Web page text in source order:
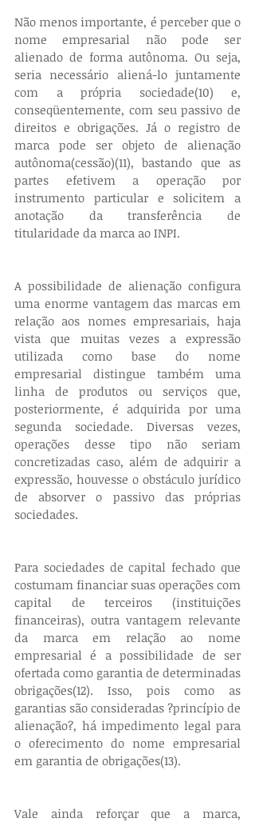
Não menos importante, é perceber que o
nome empresarial não pode ser
alienado de forma autônoma. Ou seja,
seria necessário aliená-lo juntamente
com a própria sociedade(10) e,
conseqüentemente, com seu passivo de
direitos e obrigações. Já o registro de
marca pode ser objeto de alienação
autônoma(cessão)(11), bastando que as
partes efetivem a operação por
instrumento particular e solicitem a
anotação da transferência de
titularidade da marca ao INPI.
A possibilidade de alienação configura
uma enorme vantagem das marcas em
relação aos nomes empresariais, haja
vista que muitas vezes a expressão
utilizada como base do nome
empresarial distingue também uma
linha de produtos ou serviços que,
posteriormente, é adquirida por uma
segunda sociedade. Diversas vezes,
operações desse tipo não seriam
concretizadas caso, além de adquirir a
expressão, houvesse o obstáculo jurídico
de absorver o passivo das próprias
sociedades.
Para sociedades de capital fechado que
costumam financiar suas operações com
capital de terceiros (instituições
financeiras), outra vantagem relevante
da marca em relação ao nome
empresarial é a possibilidade de ser
ofertada como garantia de determinadas
obrigações(12). Isso, pois como as
garantias são consideradas ?princípio de
alienação?, há impedimento legal para
o oferecimento do nome empresarial
em garantia de obrigações(13).
Vale ainda reforçar que a marca,